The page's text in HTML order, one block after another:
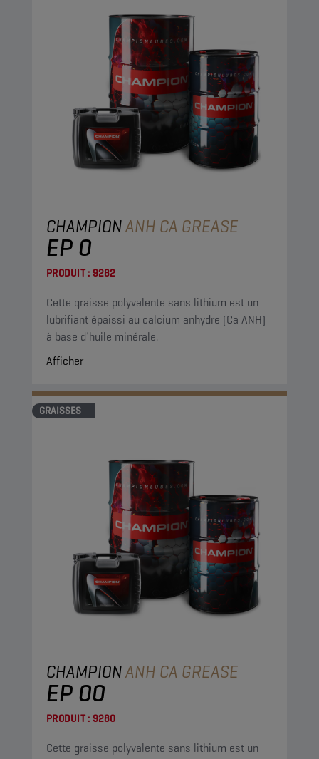
CHAMPIONANH CA GREASE
EP 0
PRODUIT : 9282
Cette graisse polyvalente sans lithium est un
lubrifiant épaissi au calcium anhydre (Ca ANH)
à base d’huile minérale.
Afficher
GRAISSES
CHAMPIONANH CA GREASE
EP 00
PRODUIT : 9280
Cette graisse polyvalente sans lithium est un